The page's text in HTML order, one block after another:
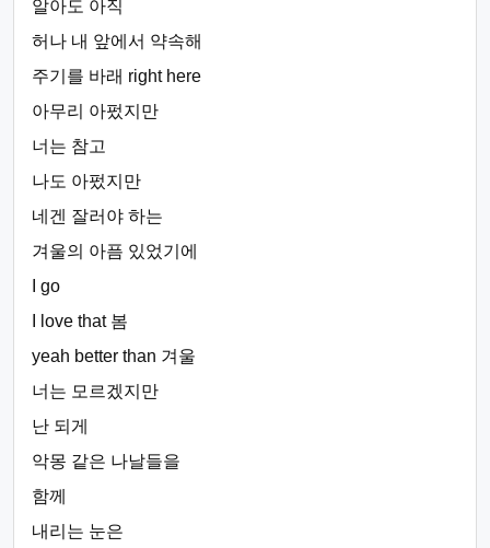
알아도 아직
허나 내 앞에서 약속해
주기를 바래 right here
아무리 아펐지만
너는 참고
나도 아펐지만
네겐 잘러야 하는
겨울의 아픔 있었기에
I go
I love that 봄
yeah better than 겨울
너는 모르겠지만
난 되게
악몽 같은 나날들을
함께
내리는 눈은